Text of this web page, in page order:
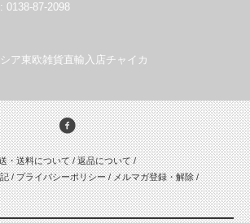
0138-87-2098
ア東欧雑貨直輸入店チャイカ
・送料について/ 返品について/
/ プライバシーポリシー/ メルマガ登録・解除/